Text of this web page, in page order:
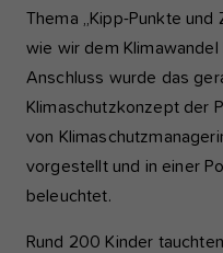
Thema „Kipp-Punkte und
wie wir dem Klimawandel
Anschluss wurde das
Klimaschutzkonzept der
von
vorgestellt und in einer
beleuchtet.
Rund 200 Kinder